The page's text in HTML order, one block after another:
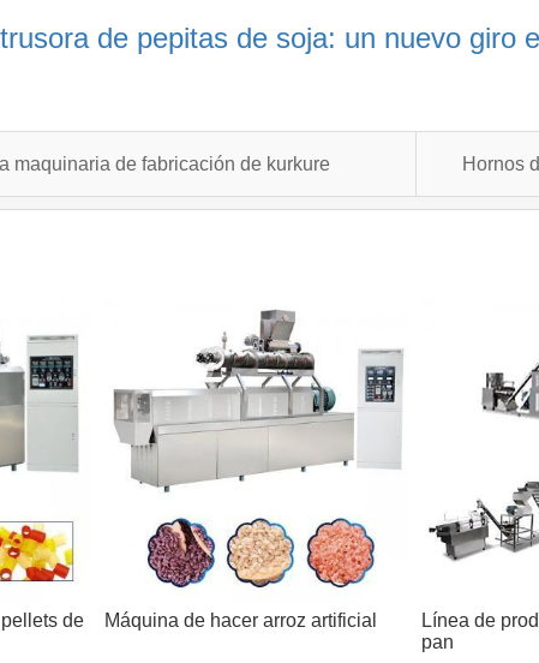
de pepitas de soja: un nuevo giro
maquinaria de fabricación de kurkure Hornos
de
Máquina de hacer arroz artificial
Línea de
pan